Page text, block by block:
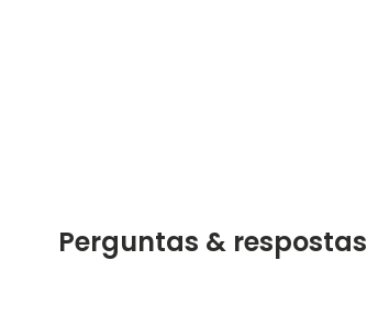
Perguntas & respostas